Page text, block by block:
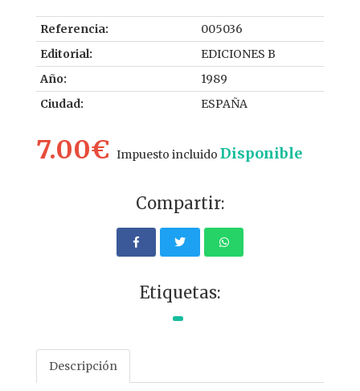
Referencia:
005036
Editorial:
EDICIONES B
Año:
1989
Ciudad:
ESPAÑA
7.00€ Impuesto incluido Disponible
Compartir:
Etiquetas:
Descripción